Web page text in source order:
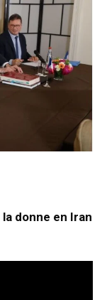
donne en Iran